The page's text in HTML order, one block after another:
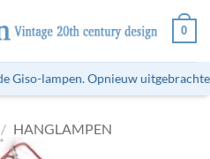
0
Giso-lampen. Opnieuw uitgebrachte
/ HANGLAMPEN